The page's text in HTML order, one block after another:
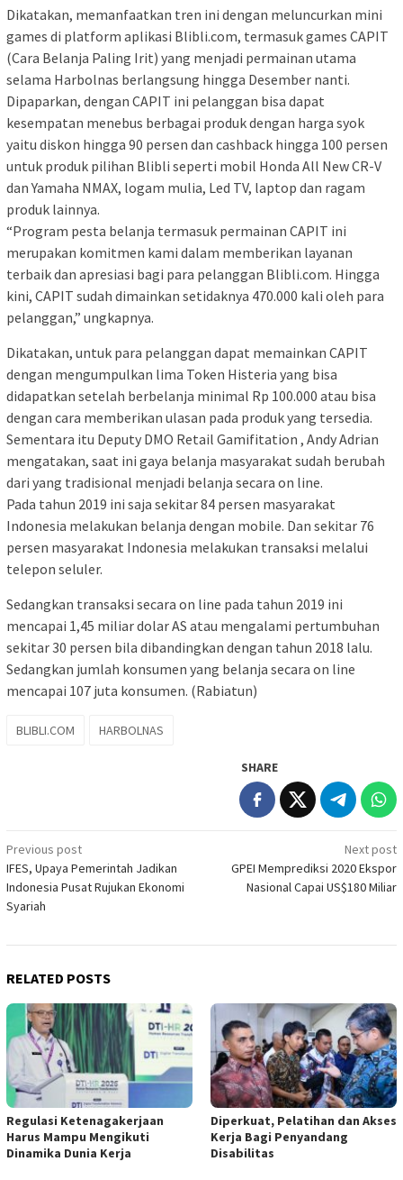
Dikatakan, memanfaatkan tren ini dengan meluncurkan mini
games di platform aplikasi Blibli.com, termasuk games CAPIT
(Cara Belanja Paling Irit) yang menjadi permainan utama
selama Harbolnas berlangsung hingga Desember nanti.
Dipaparkan, dengan CAPIT ini pelanggan bisa dapat
kesempatan menebus berbagai produk dengan harga syok
yaitu diskon hingga 90 persen dan cashback hingga 100 persen
untuk produk pilihan Blibli seperti mobil Honda All New CR-V
dan Yamaha NMAX, logam mulia, Led TV, laptop dan ragam
produk lainnya.
“Program pesta belanja termasuk permainan CAPIT ini
merupakan komitmen kami dalam memberikan layanan
terbaik dan apresiasi bagi para pelanggan Blibli.com. Hingga
kini, CAPIT sudah dimainkan setidaknya 470.000 kali oleh para
pelanggan,” ungkapnya.
Dikatakan, untuk para pelanggan dapat memainkan CAPIT
dengan mengumpulkan lima Token Histeria yang bisa
didapatkan setelah berbelanja minimal Rp 100.000 atau bisa
dengan cara memberikan ulasan pada produk yang tersedia.
Sementara itu Deputy DMO Retail Gamifitation , Andy Adrian
mengatakan, saat ini gaya belanja masyarakat sudah berubah
dari yang tradisional menjadi belanja secara on line.
Pada tahun 2019 ini saja sekitar 84 persen masyarakat
Indonesia melakukan belanja dengan mobile. Dan sekitar 76
persen masyarakat Indonesia melakukan transaksi melalui
telepon seluler.
Sedangkan transaksi secara on line pada tahun 2019 ini
mencapai 1,45 miliar dolar AS atau mengalami pertumbuhan
sekitar 30 persen bila dibandingkan dengan tahun 2018 lalu.
Sedangkan jumlah konsumen yang belanja secara on line
mencapai 107 juta konsumen. (Rabiatun)
BLIBLI.COM HARBOLNAS
SHARE
Post
navigation
Previous post
IFES, Upaya Pemerintah Jadikan
Indonesia Pusat Rujukan Ekonomi
Syariah
Next post
GPEI Memprediksi 2020 Ekspor
Nasional Capai US$180 Miliar
RELATED POSTS
Regulasi Ketenagakerjaan
Harus Mampu Mengikuti
Dinamika Dunia Kerja
Diperkuat, Pelatihan dan Akses
Kerja Bagi Penyandang
Disabilitas